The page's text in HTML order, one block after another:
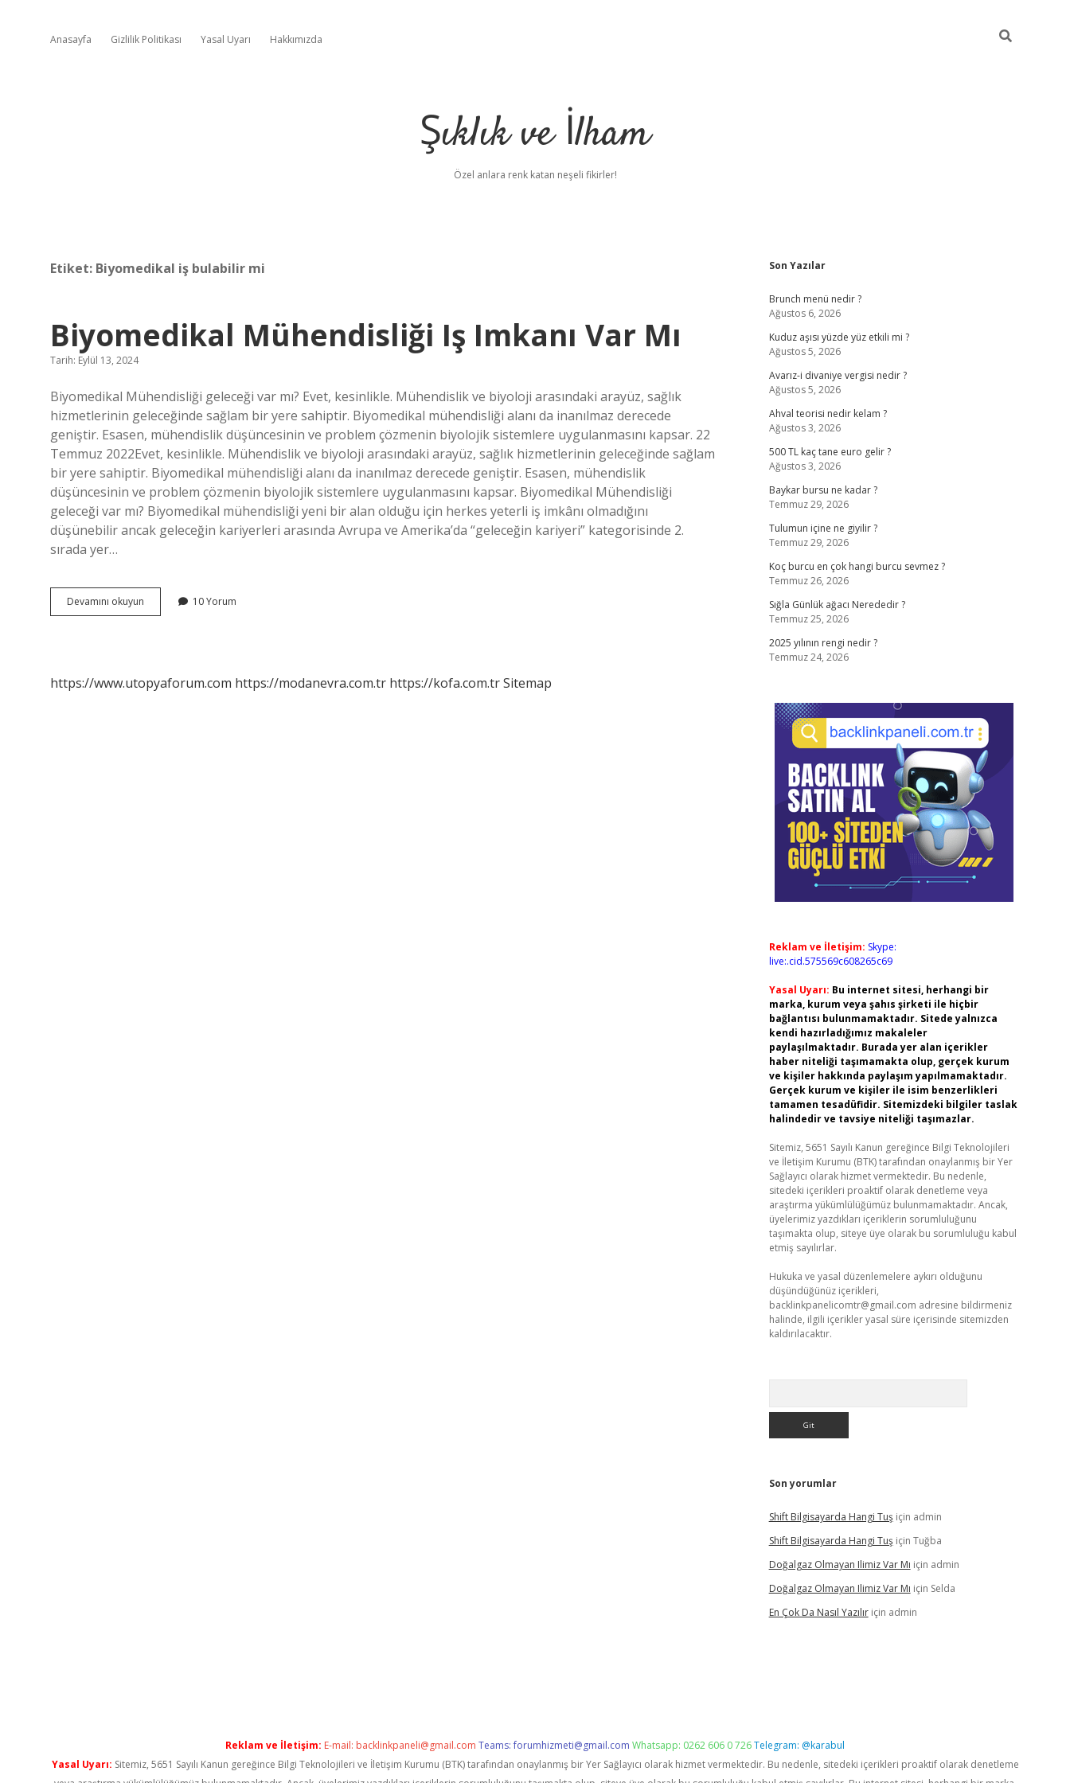
Anasayfa Gizlilik Politikası Yasal Uyarı Hakkımızda
Şıklık ve İlham
Özel anlara renk katan neşeli fikirler!
Etiket: Biyomedikal iş bulabilir mi
Biyomedikal Mühendisliği Iş Imkanı Var Mı
Tarih: Eylül 13, 2024
Biyomedikal Mühendisliği geleceği var mı? Evet, kesinlikle. Mühendislik ve biyoloji arasındaki arayüz, sağlık
hizmetlerinin geleceğinde sağlam bir yere sahiptir. Biyomedikal mühendisliği alanı da inanılmaz derecede
geniştir. Esasen, mühendislik düşüncesinin ve problem çözmenin biyolojik sistemlere uygulanmasını kapsar. 22
Temmuz 2022Evet, kesinlikle. Mühendislik ve biyoloji arasındaki arayüz, sağlık hizmetlerinin geleceğinde sağlam
bir yere sahiptir. Biyomedikal mühendisliği alanı da inanılmaz derecede geniştir. Esasen, mühendislik
düşüncesinin ve problem çözmenin biyolojik sistemlere uygulanmasını kapsar. Biyomedikal Mühendisliği
geleceği var mı? Biyomedikal mühendisliği yeni bir alan olduğu için herkes yeterli iş imkânı olmadığını
düşünebilir ancak geleceğin kariyerleri arasında Avrupa ve Amerika’da “geleceğin kariyeri” kategorisinde 2.
sırada yer…
Devamını okuyun Biyomedikal
Mühendisliği
10 Yorum
https://www.utopyaforum.com https://modanevra.com.tr https://kofa.com.trSitemap
Sidebar
Son Yazılar
Brunch menü nedir ?
Ağustos 6, 2026
Kuduz aşısı yüzde yüz etkili mi ?
Ağustos 5, 2026
Avarız-i divaniye vergisi nedir ?
Ağustos 5, 2026
Ahval teorisi nedir kelam ?
Ağustos 3, 2026
500 TL kaç tane euro gelir ?
Ağustos 3, 2026
Baykar bursu ne kadar ?
Temmuz 29, 2026
Tulumun içine ne giyilir ?
Temmuz 29, 2026
Koç burcu en çok hangi burcu sevmez ?
Temmuz 26, 2026
Sığla Günlük ağacı Nerededir ?
Temmuz 25, 2026
2025 yılının rengi nedir ?
Temmuz 24, 2026
Reklam ve İletişim: Skype:
live:.cid.575569c608265c69
Yasal Uyarı: Bu internet sitesi, herhangi bir
marka, kurum veya şahıs şirketi ile hiçbir
bağlantısı bulunmamaktadır. Sitede yalnızca
kendi hazırladığımız makaleler
paylaşılmaktadır. Burada yer alan içerikler
haber niteliği taşımamakta olup, gerçek kurum
ve kişiler hakkında paylaşım yapılmamaktadır.
Gerçek kurum ve kişiler ile isim benzerlikleri
tamamen tesadüfidir. Sitemizdeki bilgiler taslak
halindedir ve tavsiye niteliği taşımazlar.
Sitemiz, 5651 Sayılı Kanun gereğince Bilgi Teknolojileri
ve İletişim Kurumu (BTK) tarafından onaylanmış bir Yer
Sağlayıcı olarak hizmet vermektedir. Bu nedenle,
sitedeki içerikleri proaktif olarak denetleme veya
araştırma yükümlülüğümüz bulunmamaktadır. Ancak,
üyelerimiz yazdıkları içeriklerin sorumluluğunu
taşımakta olup, siteye üye olarak bu sorumluluğu kabul
etmiş sayılırlar.
Hukuka ve yasal düzenlemelere aykırı olduğunu
düşündüğünüz içerikleri,
backlinkpanelicomtr@gmail.com adresine bildirmeniz
halinde, ilgili içerikler yasal süre içerisinde sitemizden
kaldırılacaktır.
Son yorumlar
Shift Bilgisayarda Hangi Tuşiçin admin
Shift Bilgisayarda Hangi Tuşiçin Tuğba
Doğalgaz Olmayan Ilimiz Var Mı için admin
Doğalgaz Olmayan Ilimiz Var Mı için Selda
En Çok Da Nasıl Yazılıriçin admin
Reklam ve İletişim: E-mail: backlinkpaneli@gmail.com Teams:forumhizmeti@gmail.com Whatsapp: 0262 606 0 726Telegram: @karabul
Yasal Uyarı: Sitemiz, 5651 Sayılı Kanun gereğince Bilgi Teknolojileri ve İletişim Kurumu (BTK) tarafından onaylanmış bir Yer Sağlayıcı olarak hizmet vermektedir. Bu nedenle, sitedeki içerikleri proaktif olarak denetleme